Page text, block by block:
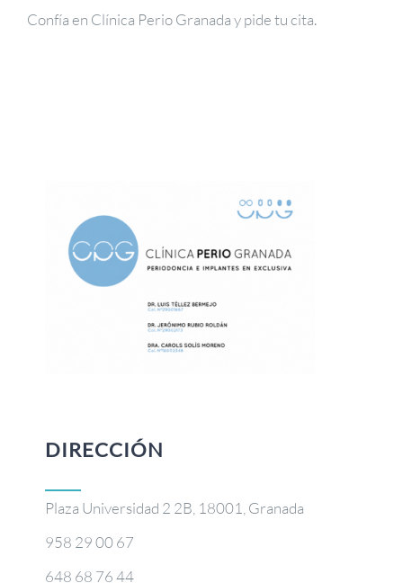
Confía en Clínica Perio Granada y pide tu cita.
DIRECCIÓN
Plaza Universidad 2 2B, 18001, Granada
958 29 00 67
648 68 76 44